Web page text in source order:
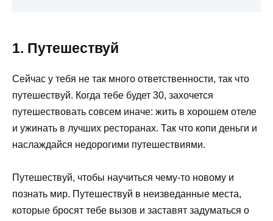
1. Путешествуй
Сейчас у тебя не так много ответственности, так что
путешествуй. Когда тебе будет 30, захочется
путешествовать совсем иначе: жить в хорошем отеле
и ужинать в лучших ресторанах. Так что копи деньги и
наслаждайся недорогими путешествиями.
Путешествуй, чтобы научиться чему-то новому и
познать мир. Путешествуй в неизведанные места,
которые бросят тебе вызов и заставят задуматься о